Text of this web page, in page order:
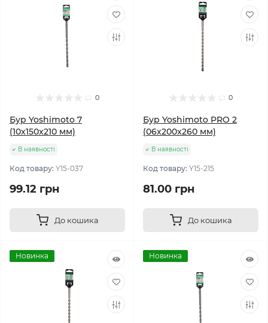
0
Бур Yoshimoto 7
(10х150x210 мм)
В наявності
Код товару: Y15-037
99.12 грн
До кошика
0
Бур Yoshimoto PRO 2
(06х200x260 мм)
В наявності
Код товару: Y15-215
81.00 грн
До кошика
Новинка Новинка